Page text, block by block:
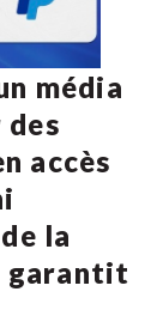
média
accès
la
garantit